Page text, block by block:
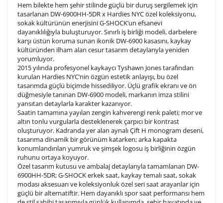
1. Satır
10/ 10
2. Satır
10
3. Satır
10/ 10
Lütfen font seçiniz
Ön İzleme Kişiselleştir Vazgeç
Kişiselleştirilmiş ürünlerin teslim süresi gravür işleme
sebebi ile 1-2 iş günü uzamaktadır. Gravür İşlemi
Hem bilekte hem şehir stilinde güçlü bir duruş sergilemek için
tasarlanan DW-6900HH-5DR x Hardies NYC özel koleksiyonu,
sokak kültürünün enerjisini G-SHOCK’un efsanevi
dayanıklılığıyla buluşturuyor. Sınırlı iş birliği modeli, darbelere
karşı üstün koruma sunan ikonik DW-6900 kasasını, kaykay
kültüründen ilham alan cesur tasarım detaylarıyla yeniden
yorumluyor.
2015 yılında profesyonel kaykaycı Tyshawn Jones tarafından
kurulan Hardies NYC’nin özgün estetik anlayışı, bu özel
tasarımda güçlü biçimde hissediliyor. Üçlü grafik ekranı ve ön
düğmesiyle tanınan DW-6900 modeli, markanın imza stilini
yansıtan detaylarla karakter kazanıyor.
Saatin tamamına yayılan zengin kahverengi renk paleti; mor ve
altın tonlu vurgularla desteklenerek çarpıcı bir kontrast
oluşturuyor. Kadranda yer alan aynalı Çift H monogram deseni,
tasarıma dinamik bir görünüm katarken; arka kapakta
konumlandırılan yumruk ve şimşek logosu iş birliğinin özgün
ruhunu ortaya koyuyor.
Özel tasarım kutusu ve ambalaj detaylarıyla tamamlanan DW-
6900HH-5DR; G-SHOCK erkek saat, kaykay temalı saat, sokak
modası aksesuarı ve koleksiyonluk özel seri saat arayanlar için
güçlü bir alternatiftir. Hem dayanıklı spor saat performansı hem